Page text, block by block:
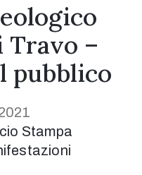
Travo –
pubblico
Stampa